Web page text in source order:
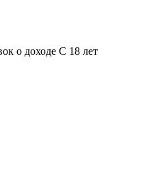
о доходе С 18 лет